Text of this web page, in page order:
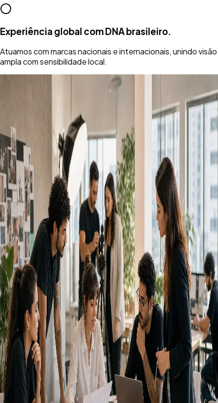
Experiência global com DNA brasileiro.
Atuamos com marcas nacionais e internacionais, unindo visão
ampla com sensibilidade local.